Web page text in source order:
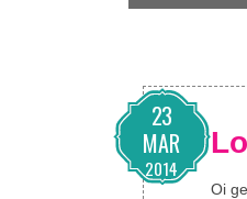
23
MAR
2014
Oi